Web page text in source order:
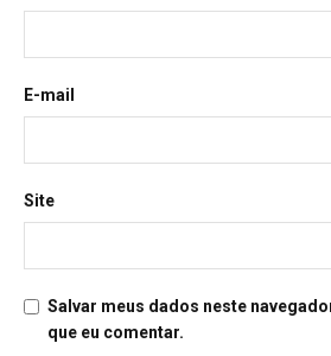
E-mail
Site
Salvar meus dados neste
que eu comentar.